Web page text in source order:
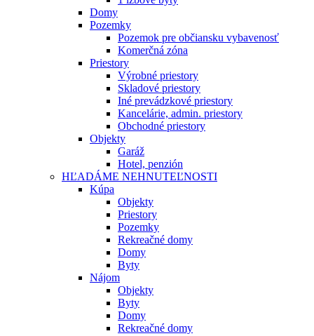
Domy
Pozemky
Pozemok pre občiansku vybavenosť
Komerčná zóna
Priestory
Výrobné priestory
Skladové priestory
Iné prevádzkové priestory
Kancelárie, admin. priestory
Obchodné priestory
Objekty
Garáž
Hotel, penzión
HĽADÁME NEHNUTEĽNOSTI
Kúpa
Objekty
Priestory
Pozemky
Rekreačné domy
Domy
Byty
Nájom
Objekty
Byty
Domy
Rekreačné domy